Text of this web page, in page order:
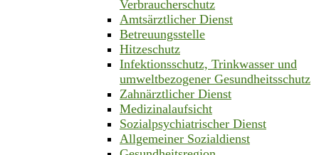
Verbraucherschutz
Amtsärztlicher Dienst
Betreuungsstelle
Hitzeschutz
Infektionsschutz, Trinkwasser und
umweltbezogener Gesundheitsschutz
Zahnärztlicher Dienst
Medizinalaufsicht
Sozialpsychiatrischer Dienst
Allgemeiner Sozialdienst